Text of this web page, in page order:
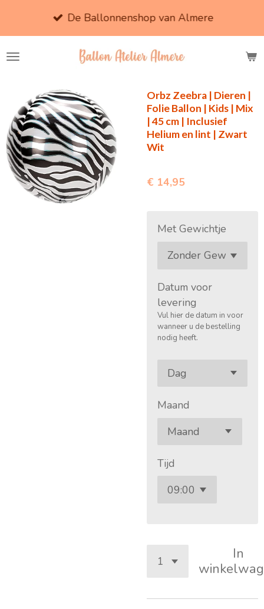
de
De Ballonnenshop van Almere
Orbz Zeebra | Dieren |
Folie Ballon | Kids | Mix
| 45 cm | Inclusief
Helium en lint | Zwart
Wit
€ 14,95
Met Gewichtje
Datum voor
levering
Vul hier de datum in voor
wanneer u de bestelling
nodig heeft.
Maand
Tijd
In